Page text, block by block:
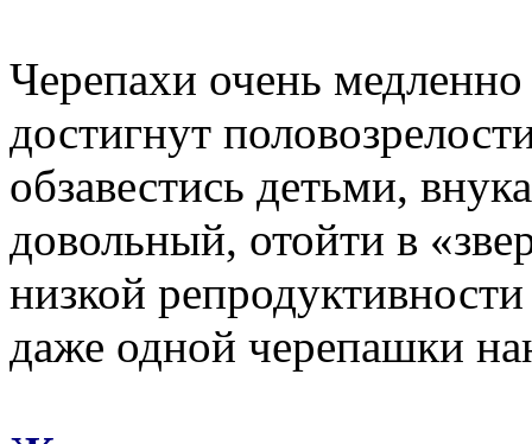
Черепахи очень
достигнут
обзавестись детьми,
довольный, отойти в
низкой
даже одной черепашки